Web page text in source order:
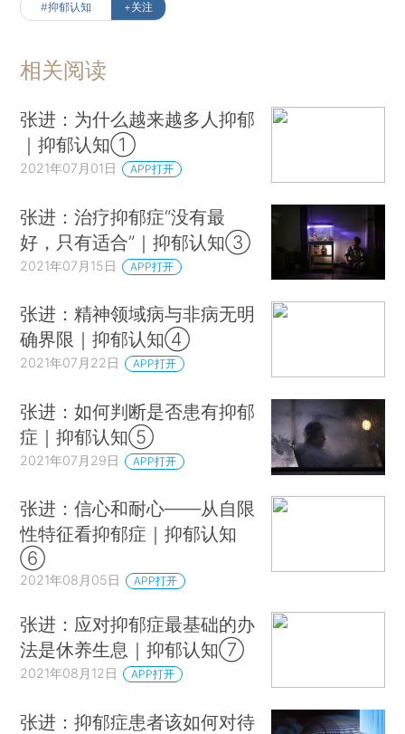
#抑郁认知 +关注
相关阅读
张进：为什么越来越多人抑郁
｜抑郁认知①
2021年07月01日 APP打开
张进：治疗抑郁症“没有最
好，只有适合”｜抑郁认知③
2021年07月15日 APP打开
张进：精神领域病与非病无明
确界限｜抑郁认知④
2021年07月22日 APP打开
张进：如何判断是否患有抑郁
症｜抑郁认知⑤
2021年07月29日 APP打开
张进：信心和耐心——从自限
性特征看抑郁症｜抑郁认知
⑥
2021年08月05日 APP打开
张进：应对抑郁症最基础的办
法是休养生息｜抑郁认知⑦
2021年08月12日 APP打开
张进：抑郁症患者该如何对待